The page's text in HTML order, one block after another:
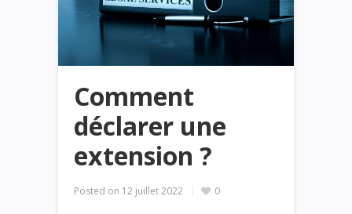
Comment
déclarer une
extension ?
Posted on 12 juillet 2022 0